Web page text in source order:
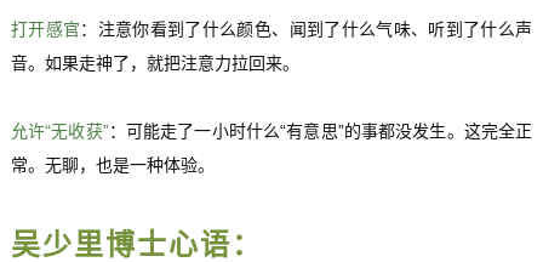
打开感官：注意你看到了什么颜色、闻到了什么气味、听到了什么声
音。如果走神了，就把注意力拉回来。
允许“无收获”：可能走了一小时什么“有意思”的事都没发生。这完全正
常。无聊，也是一种体验。
吴少里博士心语：